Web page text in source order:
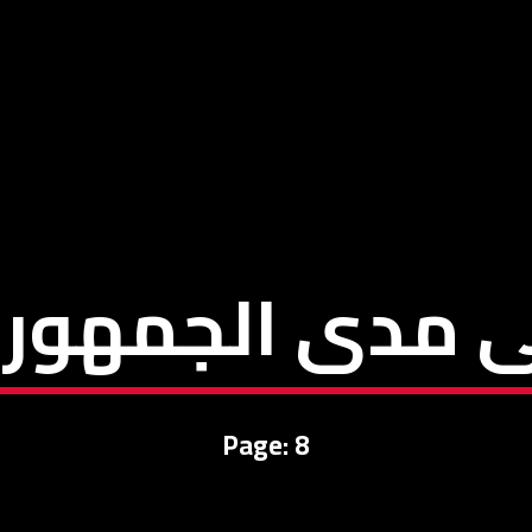
مدى
Page: 8